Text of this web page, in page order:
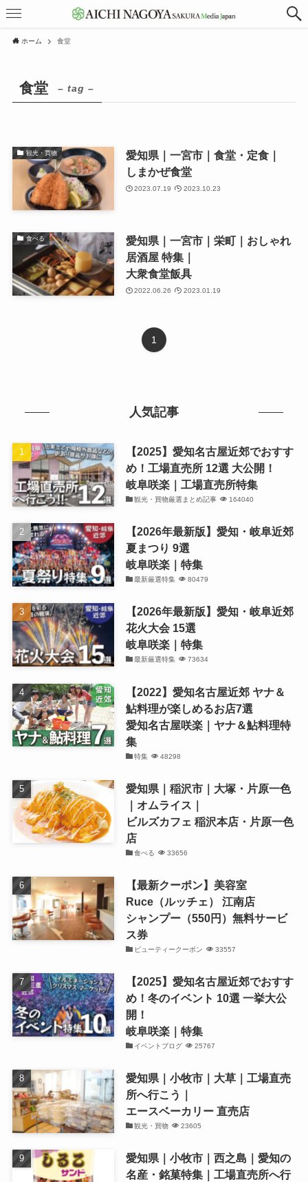
ホーム 食堂
食堂 – tag –
観光・買物
愛知県｜一宮市｜食堂・定食｜
しまかぜ食堂
2023.07.19 2023.10.23
食べる
愛知県｜一宮市｜栄町｜おしゃれ
居酒屋 特集｜
大衆食堂飯具
2022.06.26 2023.01.19
1
人気記事
【2025】愛知名古屋近郊でおすす
め！工場直売所 12選 大公開！
岐阜咲楽｜工場直売所特集
観光・買物厳選まとめ記事 164040
【2026年最新版】愛知・岐阜近郊
夏まつり 9選
岐阜咲楽｜特集
最新厳選特集 80479
【2026年最新版】愛知・岐阜近郊
花火大会 15選
岐阜咲楽｜特集
最新厳選特集 73634
【2022】愛知名古屋近郊 ヤナ＆
鮎料理が楽しめるお店7選
愛知名古屋咲楽｜ヤナ＆鮎料理特
集
特集 48298
愛知県｜稲沢市｜大塚・片原一色
｜オムライス｜
ビルズカフェ 稲沢本店・片原一色
店
食べる 33656
【最新クーポン】美容室
Ruce（ルッチェ） 江南店
シャンプー（550円）無料サービ
ス券
ビューティークーポン 33557
【2025】愛知名古屋近郊でおすす
め！冬のイベント 10選 一挙大公
開！
岐阜咲楽｜特集
イベントブログ 25767
愛知県｜小牧市｜大草｜工場直売
所へ行こう｜
エースベーカリー 直売店
観光・買物 23605
愛知県｜小牧市｜西之島｜愛知の
名産・銘菓特集｜工場直売所へ行